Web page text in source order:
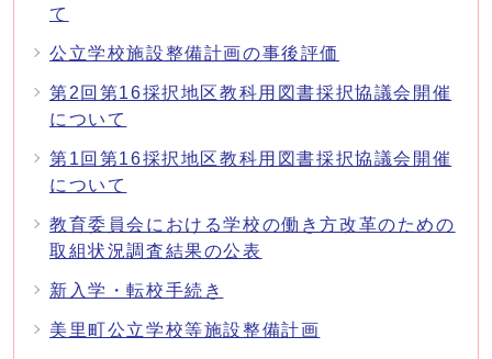
て
公立学校施設整備計画の事後評価
第2回第16採択地区教科用図書採択協議会開催
について
第1回第16採択地区教科用図書採択協議会開催
について
教育委員会における学校の働き方改革のための
取組状況調査結果の公表
新入学・転校手続き
美里町公立学校等施設整備計画